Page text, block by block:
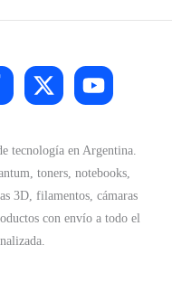
tecnología en Argentina.
toners, notebooks,
3D, filamentos, cámaras
con envío a todo el